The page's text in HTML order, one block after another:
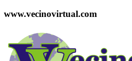
www.vecinovirtual.com